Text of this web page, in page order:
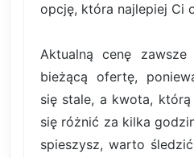
opcję, która najlepiej Ci
Aktualną cenę
bieżącą ofertę,
się stale, a kwota,
się różnić za kilka
spieszysz, warto